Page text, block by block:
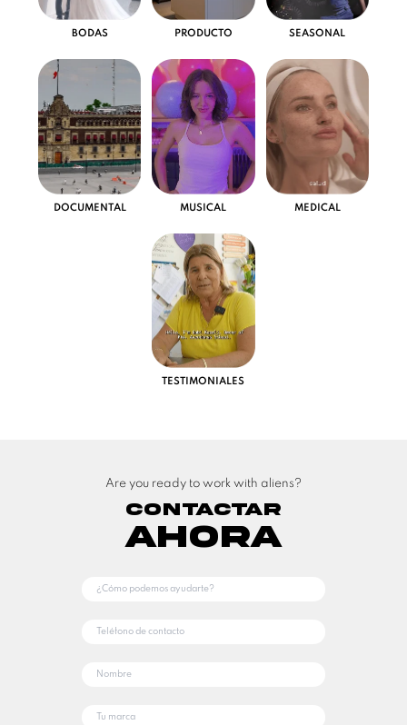
BODAS PRODUCTO SEASONAL
DOCUMENTAL MUSICAL MEDICAL
TESTIMONIALES
Are you ready to work with aliens?
Contactar
Ahora